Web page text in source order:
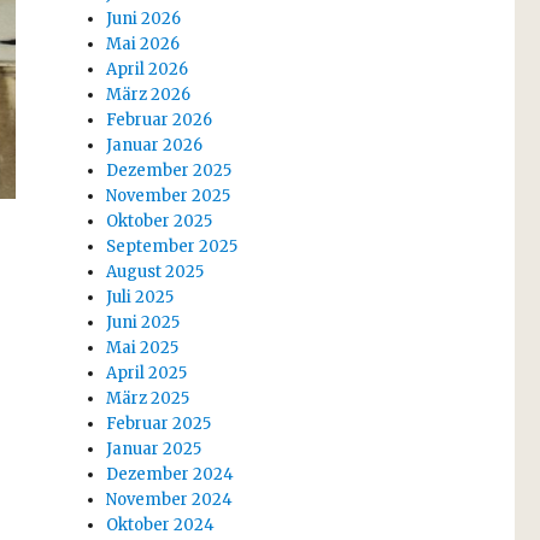
Juni 2026
Mai 2026
April 2026
März 2026
Februar 2026
Januar 2026
Dezember 2025
November 2025
Oktober 2025
September 2025
August 2025
Juli 2025
Juni 2025
Mai 2025
April 2025
März 2025
Februar 2025
Januar 2025
Dezember 2024
November 2024
Oktober 2024